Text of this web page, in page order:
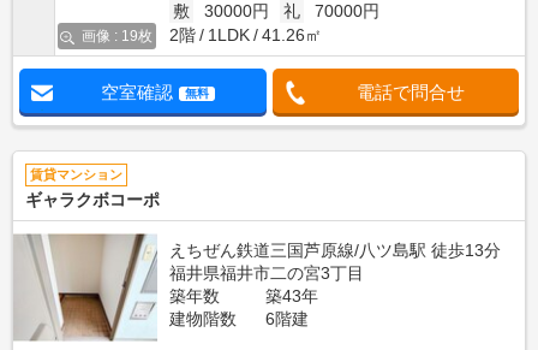
画像 : 19枚
敷
30000円 礼
70000円
2階
1LDK 41.26㎡
空室確認 無料 電話で問合せ
賃貸マンション
ギャラクボコーポ
えちぜん鉄道三国芦原線/八ツ島駅 徒歩13分
福井県福井市二の宮3丁目
築年数
築43年
建物階数
6階建